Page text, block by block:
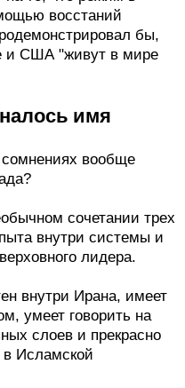
восстаний
бы,
и США "живут в мире
имя
вообще
сочетании трех
внутри системы и
лидера.
внутри Ирана, имеет
умеет говорить на
слоев и прекрасно
Исламской